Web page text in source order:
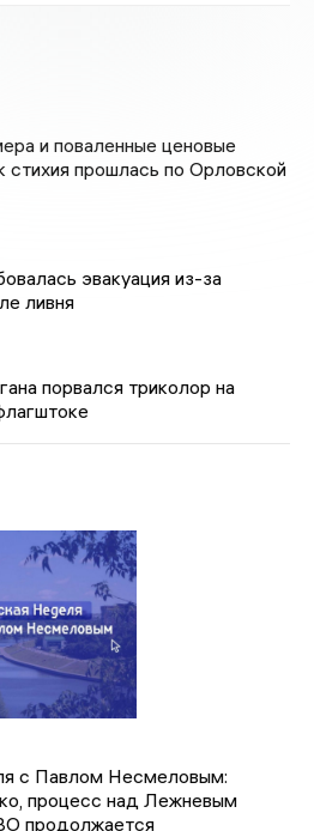
и поваленные ценовые
стихия прошлась по Орловской
эвакуация из-за
ливня
порвался триколор на
с Павлом Несмеловым:
процесс над Лежневым
продолжается